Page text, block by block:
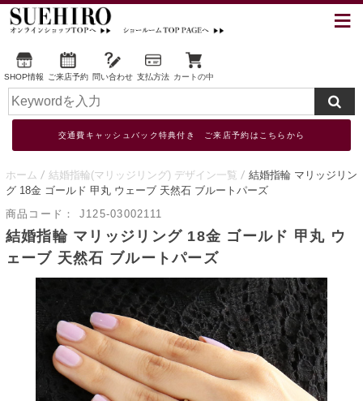
SHOP情報 ご来店予約 問い合わせ 支払方法 カートの中
交通費キャッシュバック特典付き ご来店予約はこちらから
ホーム 結婚指輪(マリッジリング) デザイン一覧
結婚指輪 マリッジリン
グ 18金 ゴールド 甲丸 ウェーブ 天然石 ブルートパーズ
商品コード：
J125-03002111
結婚指輪 マリッジリング 18金 ゴールド 甲丸 ウ
ェーブ 天然石 ブルートパーズ